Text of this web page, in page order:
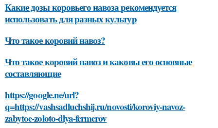
Какие дозы коровьего навоза рекомендуется
использовать для разных культур
Что такое коровий навоз?
Что такое коровий навоз и каковы его основные
составляющие
https://google.ne/url?
q=https://vashsadluchshij.ru/novosti/koroviy-navoz-
zabytoe-zoloto-dlya-fermerov